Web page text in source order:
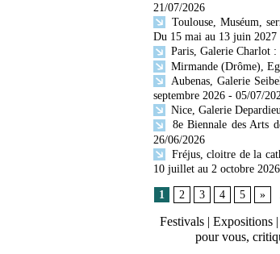
21/07/2026
Toulouse, Muséum,
Du 15 mai au 13 juin 2027
Paris, Galerie Charlot
Mirmande (Drôme),
Aubenas, Galerie
septembre 2026 - 05/07/
Nice, Galerie
8e Biennale des Arts
26/06/2026
Fréjus, cloitre de la
10 juillet au 2 octobre 2026
1 2 3 4 5 »
Festivals | Expositions |
pour vous,